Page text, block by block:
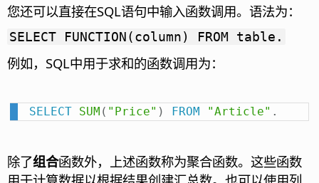
您还可以直接在SQL语句中输入函数调用。语法为：
SELECT FUNCTION(column) FROM table.
例如，SQL中用于求和的函数调用为：
SELECT SUM ( "Price" ) FROM "Article" .
除了组合函数外，上述函数称为聚合函数。这些函数